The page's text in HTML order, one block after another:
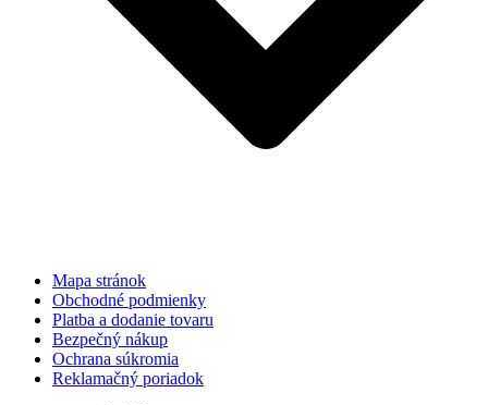
Mapa stránok
Obchodné podmienky
Platba a dodanie tovaru
Bezpečný nákup
Ochrana súkromia
Reklamačný poriadok